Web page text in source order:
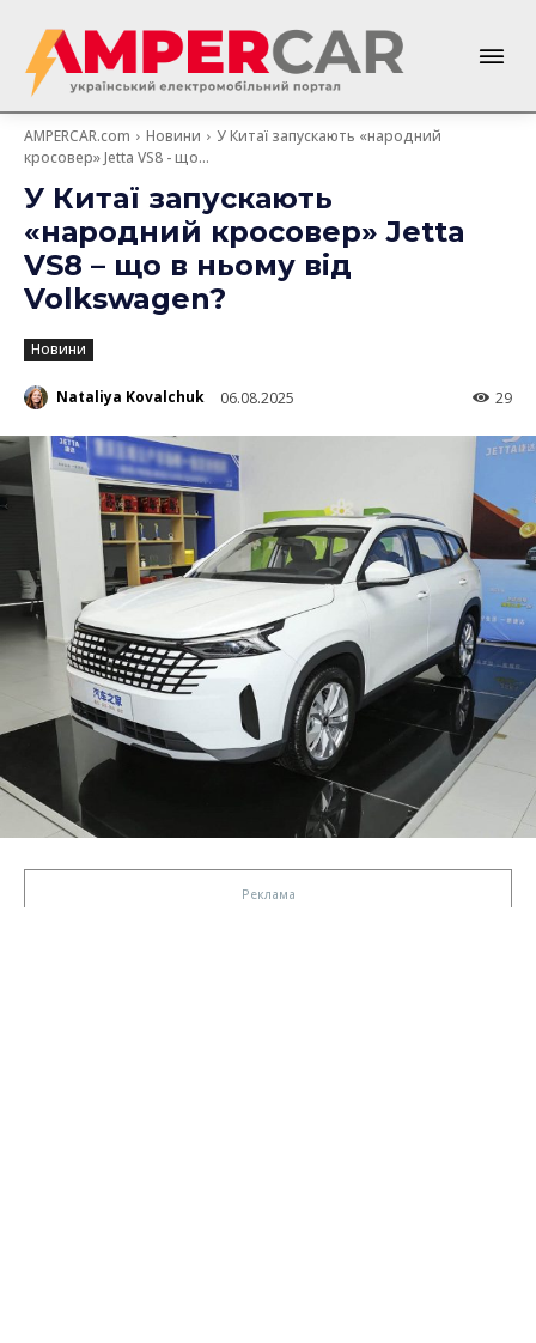
AMPERCAR.com Новини
У Китаї запускають «народний
кросовер» Jetta VS8 - що...
У Китаї запускають
«народний кросовер» Jetta
VS8 – що в ньому від
Volkswagen?
Новини
Nataliya Kovalchuk 06.08.2025 29